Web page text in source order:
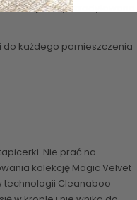
zewnętrzne, akredytowane
do każdego pomieszczenia
Nie prać na
kolekcję Magic Velvet
technologii Cleanaboo